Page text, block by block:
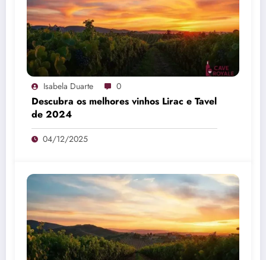
Isabela Duarte 0
Descubra os melhores vinhos Lirac e Tavel
de 2024
04/12/2025